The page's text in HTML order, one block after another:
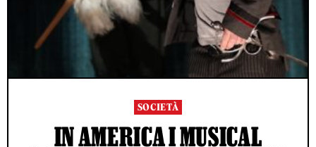
SOCIETÀ
IN AMERICA I MUSICAL